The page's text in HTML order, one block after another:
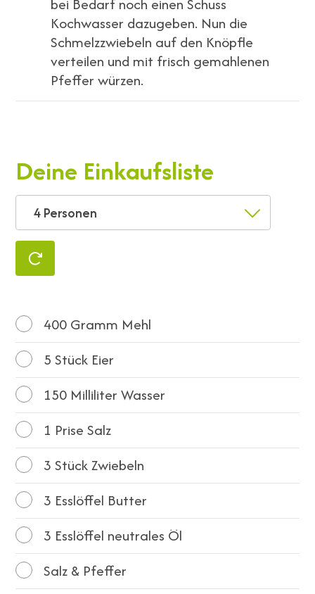
Kochwasser dazugeben. Nun die
Schmelzzwiebeln auf den Knöpfle
verteilen und mit frisch gemahlenen
Pfeffer würzen.
Deine Einkaufsliste
4 Personen
400 Gramm Mehl
5 Stück Eier
150 Milliliter Wasser
1 Prise Salz
3 Stück Zwiebeln
3 Esslöffel Butter
3 Esslöffel neutrales Öl
Salz & Pfeffer